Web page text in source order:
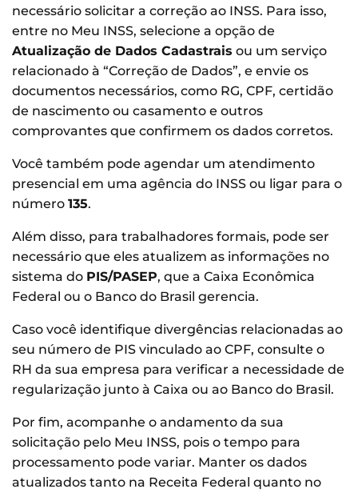
necessário solicitar a correção ao INSS. Para isso,
entre no Meu INSS, selecione a opção de
Atualização de Dados Cadastrais ou um serviço
relacionado à “Correção de Dados”, e envie os
documentos necessários, como RG, CPF, certidão
de nascimento ou casamento e outros
comprovantes que confirmem os dados corretos.
Você também pode agendar um atendimento
presencial em uma agência do INSS ou ligar para o
número 135.
Além disso, para trabalhadores formais, pode ser
necessário que eles atualizem as informações no
sistema do PIS/PASEP, que a Caixa Econômica
Federal ou o Banco do Brasil gerencia.
Caso você identifique divergências relacionadas ao
seu número de PIS vinculado ao CPF, consulte o
RH da sua empresa para verificar a necessidade de
regularização junto à Caixa ou ao Banco do Brasil.
Por fim, acompanhe o andamento da sua
solicitação pelo Meu INSS, pois o tempo para
processamento pode variar. Manter os dados
atualizados tanto na Receita Federal quanto no